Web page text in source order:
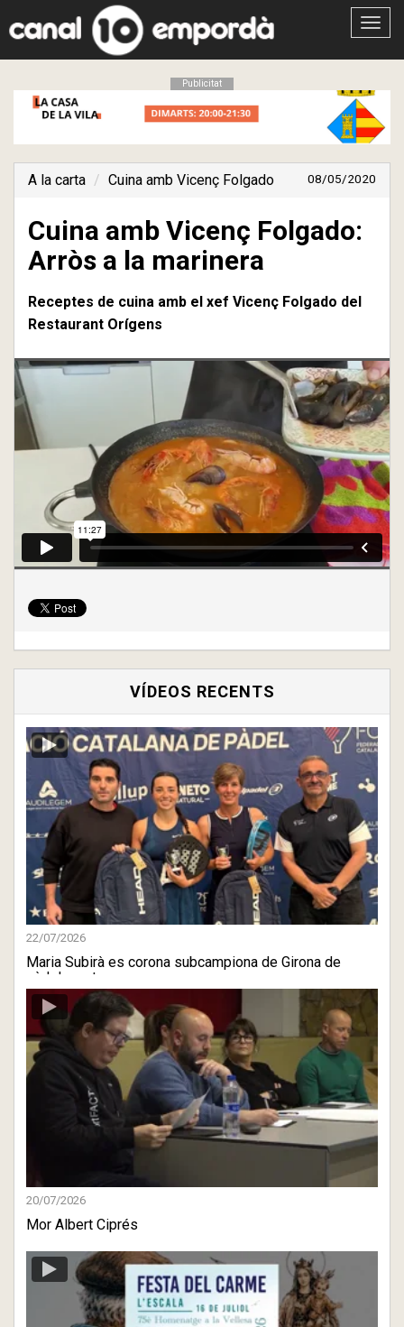
Obrir
Publicitat
A la carta Cuina amb Vicenç Folgado 08/05/2020
Cuina amb Vicenç Folgado:
Arròs a la marinera
Receptes de cuina amb el xef Vicenç Folgado del
Restaurant Orígens
VÍDEOS RECENTS
22/07/2026
Maria Subirà es corona subcampiona de Girona de
pàdel mentre ...
20/07/2026
Mor Albert Ciprés